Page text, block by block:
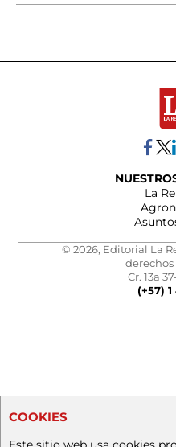
La
© 2026, Editorial La
derechos
Cr. 13a
(+57)
COOKIES